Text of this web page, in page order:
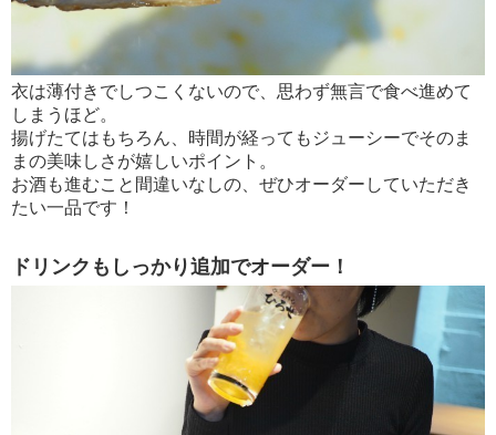
衣は薄付きでしつこくないので、思わず無言で食べ進めて
しまうほど。
揚げたてはもちろん、時間が経ってもジューシーでそのま
まの美味しさが嬉しいポイント。
お酒も進むこと間違いなしの、ぜひオーダーしていただき
たい一品です！
ドリンクもしっかり追加でオーダー！